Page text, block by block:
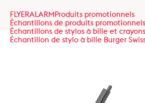
FLYERALARMProduits promotionnels
Échantillons de produits promotionnels
Échantillons de stylos à bille et crayons
Échantillon de stylo à bille Burger